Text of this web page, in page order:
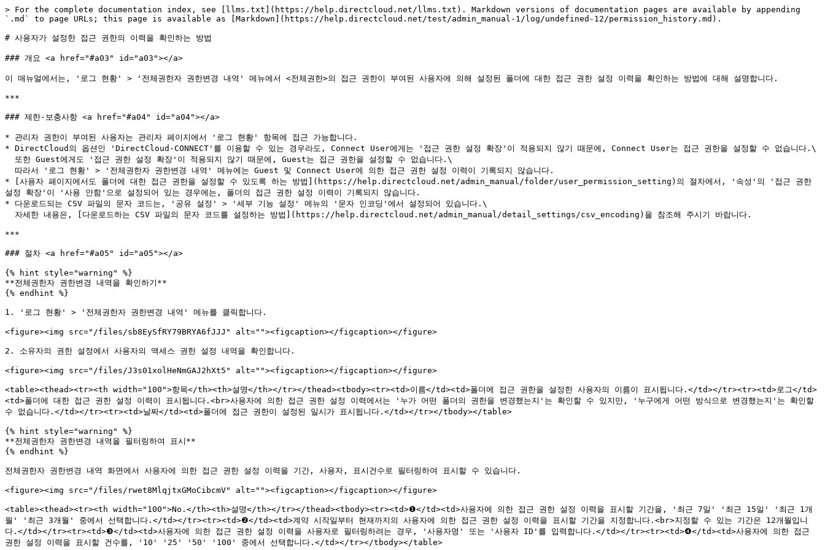
> For the complete documentation index, see [llms.txt](https://help.directcloud.net/llms.txt). Markdown versions of documentation pages are available by appending
`.md` to page URLs; this page is available as [Markdown](https://help.directcloud.net/test/admin_manual-1/log/undefined-12/permission_history.md).
# 사용자가 설정한 접근 권한의 이력을 확인하는 방법
### 개요 <a href="#a03" id="a03"></a>
이 매뉴얼에서는, '로그 현황' > '전체권한자 권한변경 내역' 메뉴에서 <전체권한>의 접근 권한이 부여된 사용자에 의해 설정된 폴더에 대한 접근 권한 설정 이력을 확인하는 방법에 대해 설명합니다.
***
### 제한·보충사항 <a href="#a04" id="a04"></a>
* 관리자 권한이 부여된 사용자는 관리자 페이지에서 '로그 현황' 항목에 접근 가능합니다.
* DirectCloud의 옵션인 'DirectCloud-CONNECT'를 이용할 수 있는 경우라도, Connect User에게는 '접근 권한 설정 확장'이 적용되지 않기 때문에, Connect User는 접근 권한을 설정할 수 없습니다.\
* [사용자 페이지에서도 폴더에 대한 접근 권한을 설정할 수 있도록 하는 방법](https://help.directcloud.net/admin_manual/folder/user_permission_setting)의 절차에서, '속성'의 '접근 권한
설정 확장'이 '사용 안함'으로 설정되어 있는 경우에는, 폴더의 접근 권한 설정 이력이 기록되지 않습니다.
* 다운로드되는 CSV 파일의 문자 코드는, '공유 설정' > '세부 기능 설정' 메뉴의 '문자 인코딩'에서 설정되어 있습니다.\
***
### 절차 <a href="#a05" id="a05"></a>
{% hint style="warning" %}
**전체권한자 권한변경 내역을 확인하기**
{% endhint %}
1. '로그 현황' > '전체권한자 권한변경 내역' 메뉴를 클릭합니다.
<figure><img src="/files/sb8EySfRY79BRYA6fJJJ" alt=""><figcaption></figcaption></figure>
2. 소유자의 권한 설정에서 사용자의 액세스 권한 설정 내역을 확인합니다.
<figure><img src="/files/J3s01xolHeNmGAJ2hXt5" alt=""><figcaption></figcaption></figure>
<table><thead><tr><th width="100">항목</th><th>설명</th></tr></thead><tbody><tr><td>이름</td><td>폴더에 접근 권한을 설정한 사용자의 이름이 표시됩니다.</td></tr><tr><td>로그</td>
<td>폴더에 대한 접근 권한 설정 이력이 표시됩니다.<br>사용자에 의한 접근 권한 설정 이력에서는 '누가 어떤 폴더의 권한을 변경했는지'는 확인할 수 있지만, '누구에게 어떤 방식으로 변경했는지'는 확인할
수 없습니다.</td></tr><tr><td>날짜</td><td>폴더에 접근 권한이 설정된 일시가 표시됩니다.</td></tr></tbody></table>
{% hint style="warning" %}
**전체권한자 권한변경 내역을 필터링하여 표시**
{% endhint %}
전체권한자 권한변경 내역 화면에서 사용자에 의한 접근 권한 설정 이력을 기간, 사용자, 표시건수로 필터링하여 표시할 수 있습니다.
<figure><img src="/files/rwet8MlqjtxGMoCibcmV" alt=""><figcaption></figcaption></figure>
<table><thead><tr><th width="100">No.</th><th>설명</th></tr></thead><tbody><tr><td>❶</td><td>사용자에 의한 접근 권한 설정 이력을 표시할 기간을, '최근 7일' '최근 15일' '최근 1개
월' '최근 3개월' 중에서 선택합니다.</td></tr><tr><td>❷</td><td>계약 시작일부터 현재까지의 사용자에 의한 접근 권한 설정 이력을 표시할 기간을 지정합니다.<br>지정할 수 있는 기간은 12개월입니
다.</td></tr><tr><td>❸</td><td>사용자에 의한 접근 권한 설정 이력을 사용자로 필터링하려는 경우, '사용자명' 또는 '사용자 ID'를 입력합니다.</td></tr><tr><td>❹</td><td>사용자에 의한 접근
권한 설정 이력을 표시할 건수를, '10' '25' '50' '100' 중에서 선택합니다.</td></tr></tbody></table>